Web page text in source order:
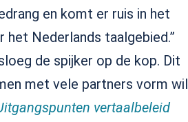
en komt er ruis in het
Nederlands taalgebied.”
de spijker op de kop. Dit
met vele partners vorm wil
vertaalbeleid